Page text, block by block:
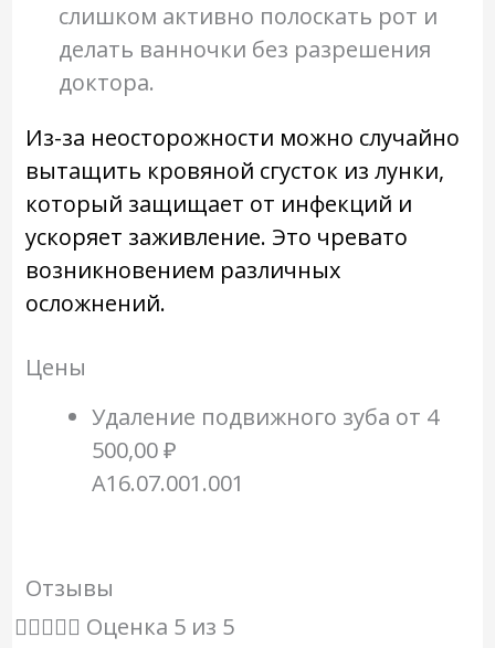
слишком активно полоскать рот и
делать ванночки без разрешения
доктора.
Из-за неосторожности можно случайно
вытащить кровяной сгусток из лунки,
который защищает от инфекций и
ускоряет заживление. Это чревато
возникновением различных
осложнений.
Цены
Удаление подвижного зуба от 4
500,00 ₽
A16.07.001.001
Отзывы
 Оценка 5 из 5